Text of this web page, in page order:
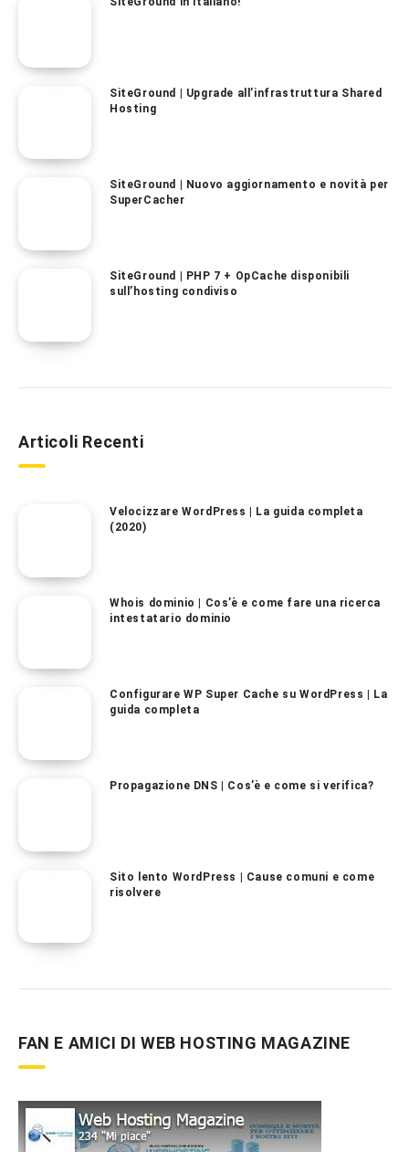
SiteGround | Upgrade all’infrastruttura Shared
Hosting
SiteGround | Nuovo aggiornamento e novità per
SuperCacher
SiteGround | PHP 7 + OpCache disponibili
sull’hosting condiviso
Articoli Recenti
Velocizzare WordPress | La guida completa
(2020)
Whois dominio | Cos’è e come fare una ricerca
intestatario dominio
Configurare WP Super Cache su WordPress | La
guida completa
Propagazione DNS | Cos’è e come si verifica?
Sito lento WordPress | Cause comuni e come
risolvere
FAN E AMICI DI WEB HOSTING MAGAZINE